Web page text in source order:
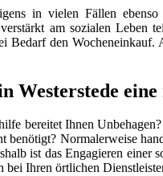
in vielen Fällen
am sozialen Leben
Bedarf den Wocheneinkauf.
Westerstede
bereitet Ihnen
Normalerweise
ist das Engagieren
Ihren örtlichen